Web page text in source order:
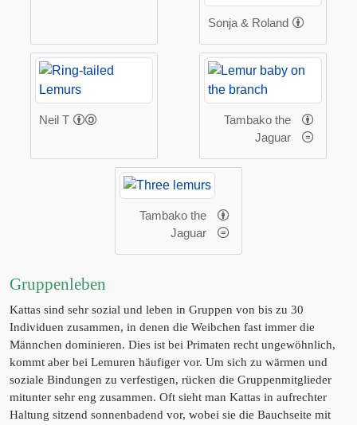
Sonja & Roland
Neil T
Tambako the
Jaguar
Tambako the
Jaguar
Gruppenleben
Kattas sind sehr sozial und leben in Gruppen von bis zu 30
Individuen zusammen, in denen die Weibchen fast immer die
Männchen dominieren. Dies ist bei Primaten recht ungewöhnlich,
kommt aber bei Lemuren häufiger vor. Um sich zu wärmen und
soziale Bindungen zu verfestigen, rücken die Gruppenmitglieder
mitunter sehr eng zusammen. Oft sieht man Kattas in aufrechter
Haltung sitzend sonnenbadend vor, wobei sie die Bauchseite mit